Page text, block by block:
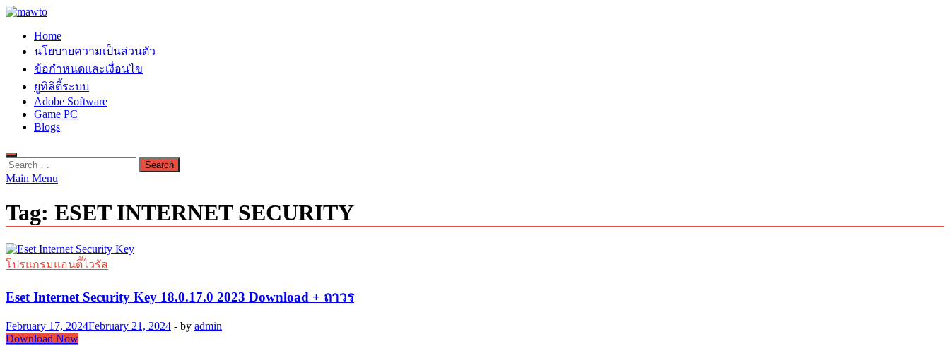
Skip
content
MAWTO
ดาวน์โหลดโปรแกรมฟรี ตัวเต็มถาวร ใหม่ 2023 ไม่ครอบลิงค์
Home
นโยบายความเป็นส่วนตัว
ข้อกำหนดและเงื่อนไข
ยูทิลิตี้ระบบ
Adobe Software
Game PC
Blogs
Search
for:
Main Menu
Tag: ESET INTERNET SECURITY
โปรแกรมแอนตี้ไวรัส
Eset Internet Security Key 18.0.17.0 2023 Download + ถาวร
February 17, 2024February 21, 2024 - by admin
Eset
Download Now